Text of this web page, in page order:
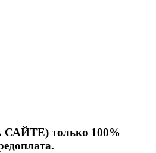
только 100%